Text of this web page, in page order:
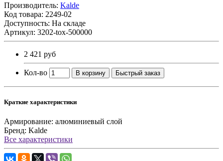
Производитель: Kalde
Код товара: 2249-02
Доступность: На складе
Артикул: 3202-tox-500000
2 421 руб
Кол-во В корзину Быстрый заказ
Краткие характеристики
Армирование: алюминиевый слой
Бренд: Kalde
Все характеристики